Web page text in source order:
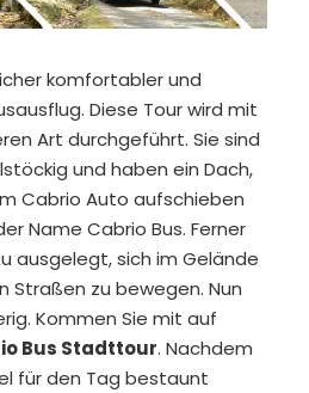
komfortabler und
Diese Tour wird mit
Art durchgeführt. Sie sind
und haben ein Dach,
Cabrio Auto aufschieben
Name Cabrio Bus. Ferner
ausgelegt, sich im Gelände
Straßen zu bewegen. Nun
Kommen Sie mit auf
Bus Stadttour. Nachdem
für den Tag bestaunt